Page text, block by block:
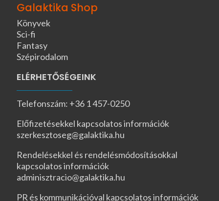
Galaktika Shop
Könyvek
Sci-fi
Fantasy
Szépirodalom
ELÉRHETŐSÉGEINK
Telefonszám: +36 1 457-0250
Előfizetésekkel kapcsolatos információk
szerkesztoseg@galaktika.hu
Rendelésekkel és rendelésmódosításokkal
kapcsolatos információk
adminisztracio@galaktika.hu
PR és kommunikációval kapcsolatos információk